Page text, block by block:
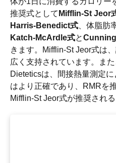
推奨式として Mifflin-St Jeor
Harris-Benedict式 、体脂肪
Katch-McArdle式と
きます。Mifflin-St Jeor式は
広く支持されています。ま
Dieteticsは、間接熱量測定
はより正確であり、RMRを
Mifflin-St Jeor式が推奨される